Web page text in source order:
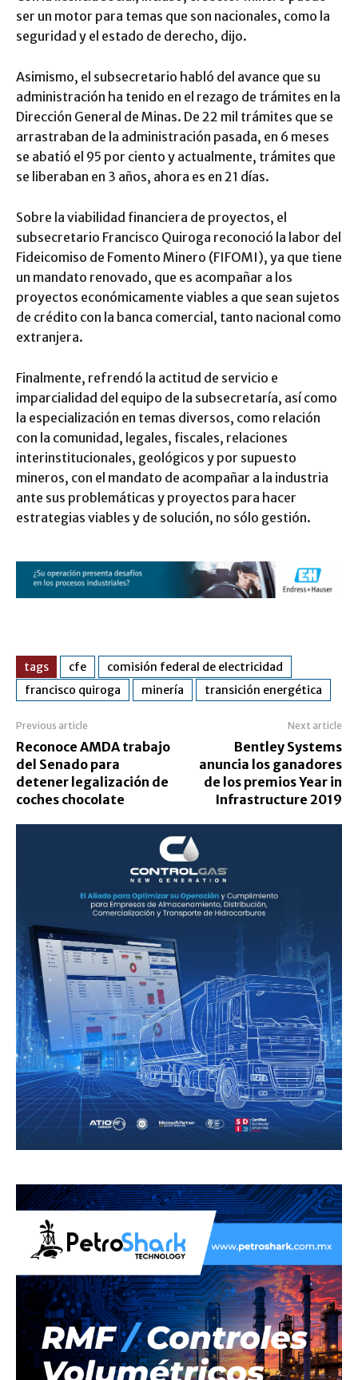
ser un motor para temas que son nacionales, como la
seguridad y el estado de derecho, dijo.
Asimismo, el subsecretario habló del avance que su
administración ha tenido en el rezago de trámites en la
Dirección General de Minas. De 22 mil trámites que se
arrastraban de la administración pasada, en 6 meses
se abatió el 95 por ciento y actualmente, trámites que
se liberaban en 3 años, ahora es en 21 días.
Sobre la viabilidad financiera de proyectos, el
subsecretario Francisco Quiroga reconoció la labor del
Fideicomiso de Fomento Minero (FIFOMI), ya que tiene
un mandato renovado, que es acompañar a los
proyectos económicamente viables a que sean sujetos
de crédito con la banca comercial, tanto nacional como
extranjera.
Finalmente, refrendó la actitud de servicio e
imparcialidad del equipo de la subsecretaría, así como
la especialización en temas diversos, como relación
con la comunidad, legales, fiscales, relaciones
interinstitucionales, geológicos y por supuesto
mineros, con el mandato de acompañar a la industria
ante sus problemáticas y proyectos para hacer
estrategias viables y de solución, no sólo gestión.
tags cfe
comisión federal de electricidad
francisco quiroga
minería transición energética
Previous article
Reconoce AMDA trabajo
del Senado para
detener legalización de
coches chocolate
Next article
Bentley Systems
anuncia los ganadores
de los premios Year in
Infrastructure 2019